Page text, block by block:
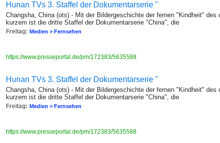
Hunan TVs 3. Staffel der Dokumentarserie "
Changsha, China (ots) - Mit der Bildergeschichte der fernen "Kindheit"
kurzem ist die dritte Staffel der Dokumentarserie "China", die
Freitag: Medien > Fernsehen
https://www.presseportal.de/pm/172383/5635588
Hunan TVs 3. Staffel der Dokumentarserie "
Changsha, China (ots) - Mit der Bildergeschichte der fernen "Kindheit"
kurzem ist die dritte Staffel der Dokumentarserie "China", die
Freitag: Medien > Fernsehen
https://www.presseportal.de/pm/172383/5635588